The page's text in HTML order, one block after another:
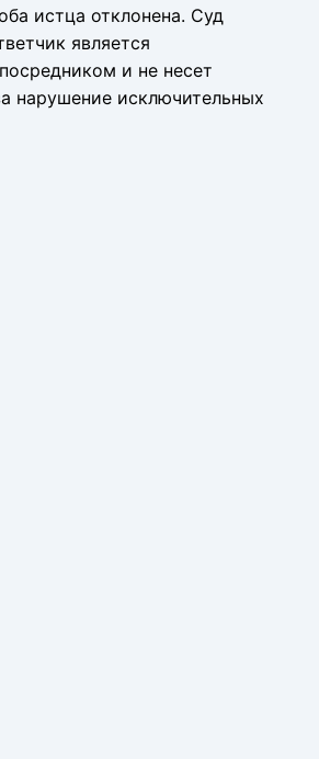
истца отклонена. Суд
является
и не несет
нарушение исключительных